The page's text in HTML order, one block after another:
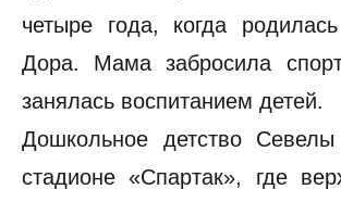
четыре года, когда
Дора. Мама забросила
занялась воспитанием детей.
Дошкольное детство
стадионе «Спартак», где